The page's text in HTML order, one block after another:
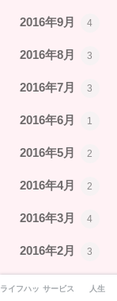
2016年9月 4
2016年8月 3
2016年7月 3
2016年6月 1
2016年5月 2
2016年4月 2
2016年3月 4
2016年2月 3
2016年1月 6
ライフハックサービス 人生